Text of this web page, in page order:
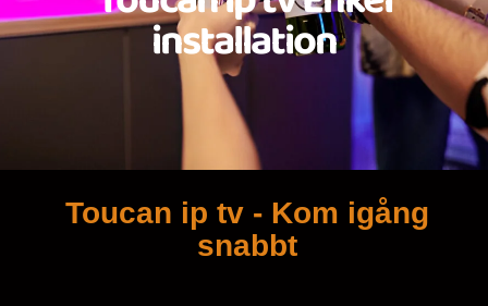
installation
Toucan ip tv - Kom igång
snabbt